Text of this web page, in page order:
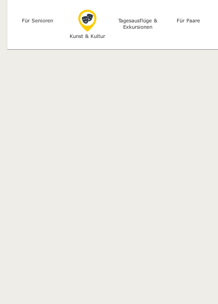
Für Senioren
Kunst & Kultur
Tagesausflüge &
Exkursionen
Für Paare